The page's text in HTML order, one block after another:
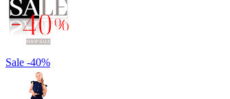
Sale -40%